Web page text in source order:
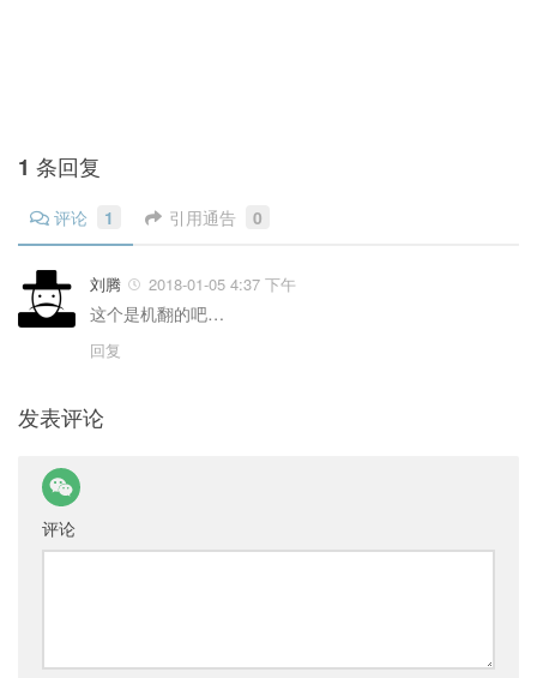
1 条回复
评论 1 引用通告 0
刘腾 2018-01-05 4:37 下午
这个是机翻的吧…
回复
发表评论
评论